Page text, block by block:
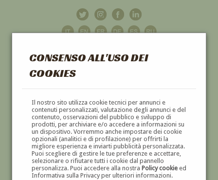
CONSENSO ALL'USO DEI
COOKIES
Il nostro sito utilizza cookie tecnici per annunci e
contenuti personalizzati, valutazione degli annunci e del
contenuto, osservazioni del pubblico e sviluppo di
prodotti, per archiviare e/o accedere a informazioni su
un dispositivo. Vorremmo anche impostare dei cookie
opzionali (analitici e di profilazione) per offrirti la
migliore esperienza e inviarti pubblicità personalizzata.
Puoi scegliere di gestire le tue preferenze e accettare,
selezionare o rifiutare tutti i cookie dal pannello
personalizza. Puoi accedere alla nostra Policy cookieed
Informativa sulla Privacy per ulteriori informazioni.
GALLERIAD'ARTE
DIPINTI E SCULTURE '800 E '900